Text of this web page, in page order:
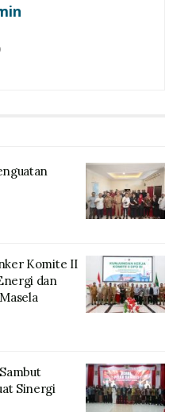
Komite II
dan
Sinergi